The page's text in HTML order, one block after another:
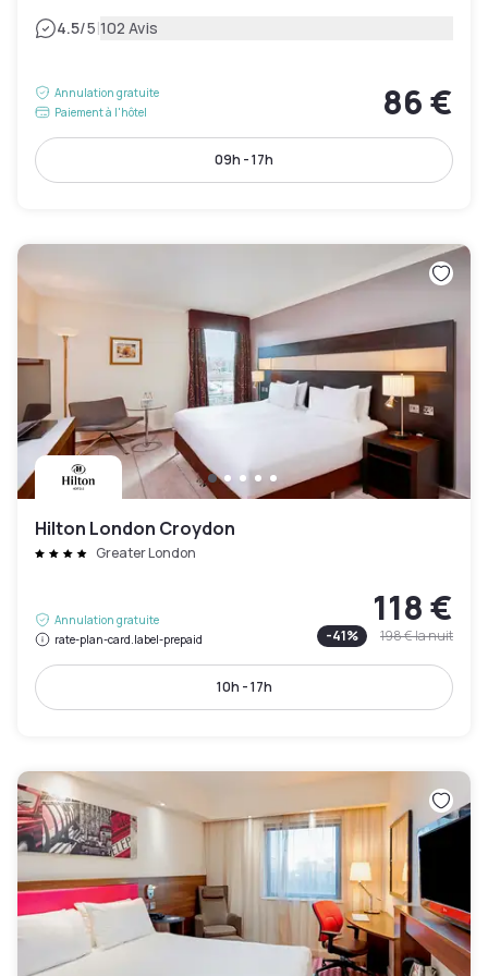
4.5/5|102 Avis
Annulation gratuite
Paiement à l'hôtel
86 €
09h - 17h
Hilton London Croydon
Greater London
Annulation gratuite
rate-plan-card.label-prepaid
118 €
-41% 198 €la nuit
10h - 17h